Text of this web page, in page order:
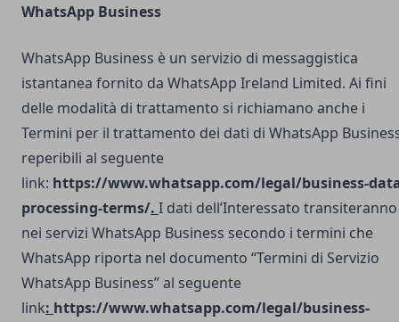
WhatsApp Business
WhatsApp Business è un servizio di messaggistica
istantanea fornito da WhatsApp Ireland Limited. Ai fini
delle modalità di trattamento si richiamano anche i
Termini per il trattamento dei dati di WhatsApp
reperibili al seguente
link: https://www.whatsapp.com/legal/business-
processing-terms/. I dati dell’Interessato transiteranno
nei servizi WhatsApp Business secondo i termini che
WhatsApp riporta nel documento “Termini di Servizio
WhatsApp Business” al seguente
link: https://www.whatsapp.com/legal/business-